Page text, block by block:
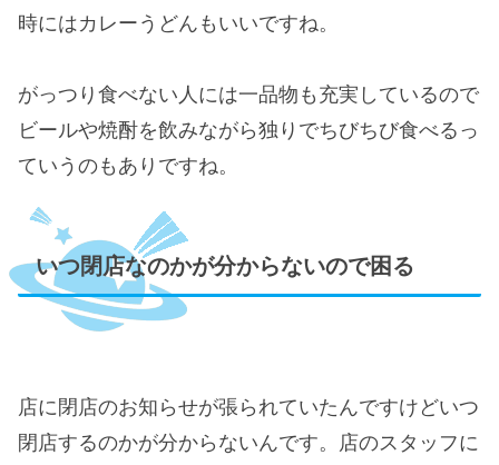
時にはカレーうどんもいいですね。
がっつり食べない人には一品物も充実しているので
ビールや焼酎を飲みながら独りでちびちび食べるっ
ていうのもありですね。
いつ閉店なのかが分からないので困る
店に閉店のお知らせが張られていたんですけどいつ
閉店するのかが分からないんです。店のスタッフに